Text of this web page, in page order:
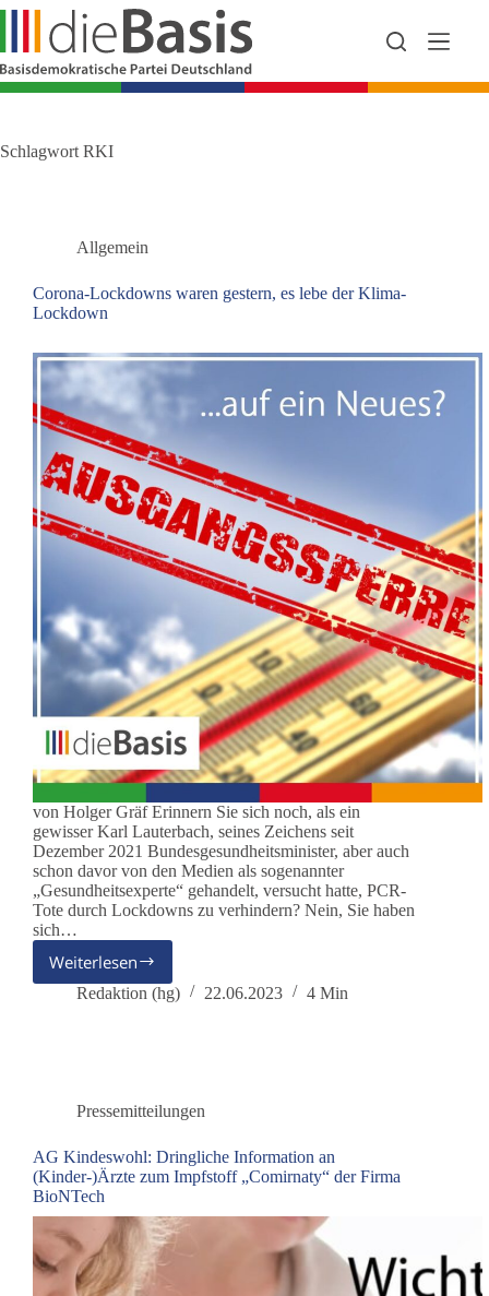
Zum
springen
Schlagwort RKI
Allgemein
Corona-Lockdowns waren gestern, es lebe der Klima-
Lockdown
von Holger Gräf Erinnern Sie sich noch, als ein
gewisser Karl Lauterbach, seines Zeichens seit
Dezember 2021 Bundesgesundheitsminister, aber auch
schon davor von den Medien als sogenannter
„Gesundheitsexperte“ gehandelt, versucht hatte, PCR-
Tote durch Lockdowns zu verhindern? Nein, Sie haben
sich…
Weiterlesen
Corona-
Lockdowns
Klima-
Lockdown
Redaktion (hg) 22.06.2023 4 Min
Pressemitteilungen
AG Kindeswohl: Dringliche Information an
(Kinder-)Ärzte zum Impfstoff „Comirnaty“ der Firma
BioNTech